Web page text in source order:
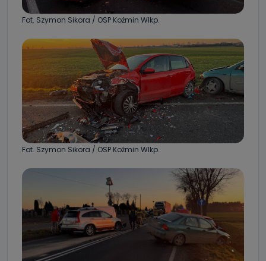
Fot. Szymon Sikora / OSP Koźmin Wlkp.
Fot. Szymon Sikora / OSP Koźmin Wlkp.